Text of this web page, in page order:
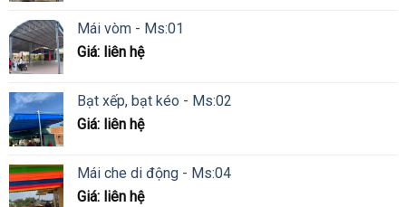
Mái vòm - Ms:01
Giá: liên hệ
Bạt xếp, bạt kéo - Ms:02
Giá: liên hệ
Mái che di động - Ms:04
Giá: liên hệ